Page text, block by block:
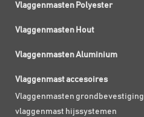
Vlaggenmasten Polyester
Vlaggenmasten Hout
Vlaggenmasten Aluminium
Vlaggenmast accesoires
Vlaggenmasten grondbevestiging
vlaggenmast hijssystemen